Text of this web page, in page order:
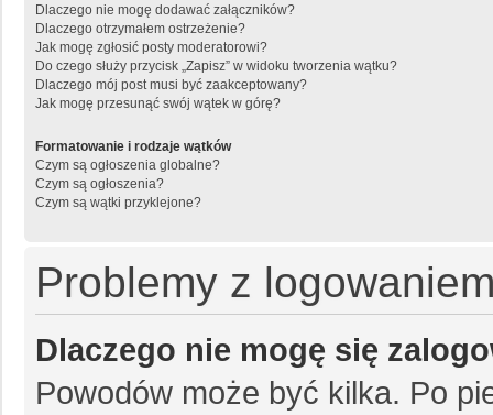
Dlaczego nie mogę dodawać załączników?
Dlaczego otrzymałem ostrzeżenie?
Jak mogę zgłosić posty moderatorowi?
Do czego służy przycisk „Zapisz” w widoku tworzenia wątku?
Dlaczego mój post musi być zaakceptowany?
Jak mogę przesunąć swój wątek w górę?
Formatowanie i rodzaje wątków
Czym są ogłoszenia globalne?
Czym są ogłoszenia?
Czym są wątki przyklejone?
Problemy z
Dlaczego nie mogę się
Powodów może być kilka. Po